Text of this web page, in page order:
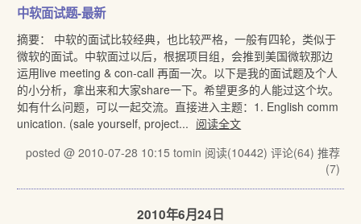
中软面试题-最新
摘要： 中软的面试比较经典，也比较严格，一般有四轮，类似于
微软的面试。中软面过以后，根据项目组，会推到美国微软那边
运用live meeting & con-call 再面一次。以下是我的面试题及个人
的小分析，拿出来和大家share一下。希望更多的人能过这个坎。
如有什么问题，可以一起交流。直接进入主题：1. English comm
unication. (sale yourself, project... 阅读全文
posted @ 2010-07-28 10:15 tomin 阅读(10442) 评论(64) 推荐
(7)
2010年6月24日